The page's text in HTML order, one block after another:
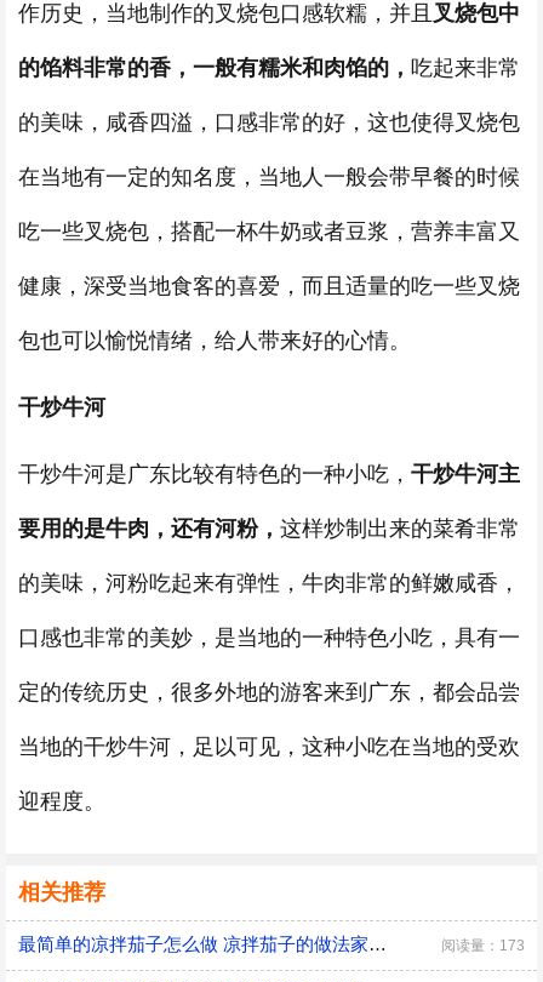
作历史，当地制作的叉烧包口感软糯，并且 叉烧包中
的馅料非常的香，一般有糯米和肉馅的， 吃起来非常
的美味，咸香四溢，口感非常的好，这也使得叉烧包
在当地有一定的知名度，当地人一般会带早餐的时候
吃一些叉烧包，搭配一杯牛奶或者豆浆，营养丰富又
健康，深受当地食客的喜爱，而且适量的吃一些叉烧
包也可以愉悦情绪，给人带来好的心情。
干炒牛河
干炒牛河是广东比较有特色的一种小吃， 干炒牛河主
要用的是牛肉，还有河粉， 这样炒制出来的菜肴非常
的美味，河粉吃起来有弹性，牛肉非常的鲜嫩咸香，
口感也非常的美妙，是当地的一种特色小吃，具有一
定的传统历史，很多外地的游客来到广东，都会品尝
当地的干炒牛河，足以可见，这种小吃在当地的受欢
迎程度。
相关推荐
最简单的凉拌茄子怎么做 凉拌茄子的做法家常窍门 阅读量：173